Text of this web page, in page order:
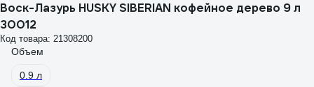
Воск-Лазурь HUSKY SIBERIAN кофейное дерево 9 л
30012
Код товара: 21308200
Объем
0.9 л